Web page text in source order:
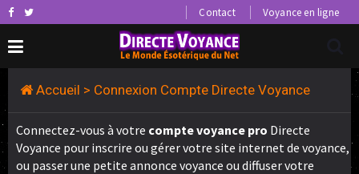
Contact Voyance en ligne
Accueil > Connexion Compte Directe Voyance
Connectez-vous à votre compte voyance pro Directe
Voyance pour inscrire ou gérer votre site internet de voyance,
ou passer une petite annonce voyance ou diffuser votre